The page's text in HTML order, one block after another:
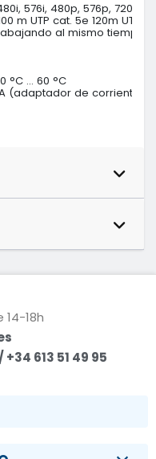
576i, 480p, 576p, 720p,
m UTP cat. 5e 120m UTP
al mismo tiempo:
°C … 60 °C
(adaptador de corriente
14-18h
+34 613 51 49 95